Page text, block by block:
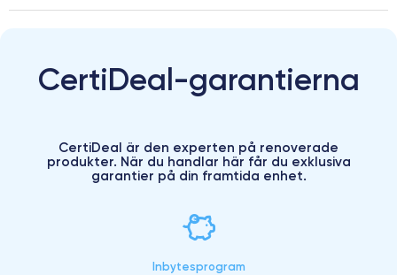
CertiDeal-garantierna
CertiDeal är den experten på renoverade
produkter. När du handlar här får du exklusiva
garantier på din framtida enhet.
Inbytesprogram